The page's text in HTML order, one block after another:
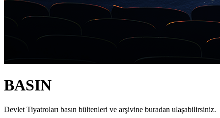
BASIN
Devlet Tiyatroları basın bültenleri ve arşivine buradan ulaşabilirsiniz.